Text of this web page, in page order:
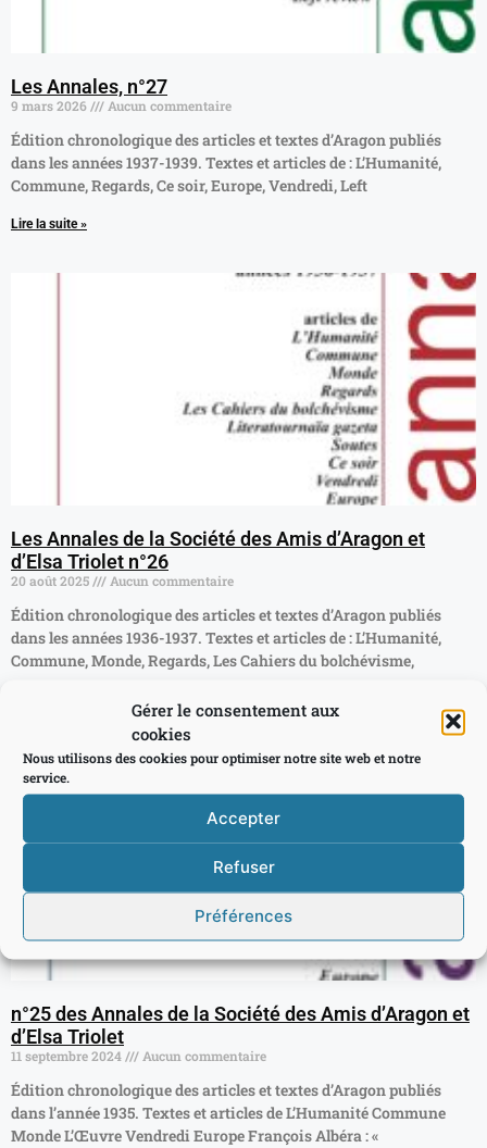
Gérer le consentement aux
cookies
Nous utilisons des cookies pour optimiser notre site web et notre
service.
Accepter
Refuser
Préférences
Les Annales, n°27
9 mars 2026 Aucun commentaire
Édition chronologique des articles et textes d’Aragon publiés
dans les années 1937-1939. Textes et articles de : L’Humanité,
Commune, Regards, Ce soir, Europe, Vendredi, Left
Lire la suite »
Les Annales de la Société des Amis d’Aragon et
d’Elsa Triolet n°26
20 août 2025 Aucun commentaire
Édition chronologique des articles et textes d’Aragon publiés
dans les années 1936-1937. Textes et articles de : L’Humanité,
Commune, Monde, Regards, Les Cahiers du bolchévisme,
n°25 des Annales de la Société des Amis d’Aragon et
d’Elsa Triolet
11 septembre 2024 Aucun commentaire
Édition chronologique des articles et textes d’Aragon publiés
dans l’année 1935. Textes et articles de L’Humanité Commune
Monde L’Œuvre Vendredi Europe François Albéra : «